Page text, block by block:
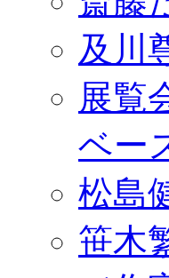
及川
展覧
ベー
松島
笹木